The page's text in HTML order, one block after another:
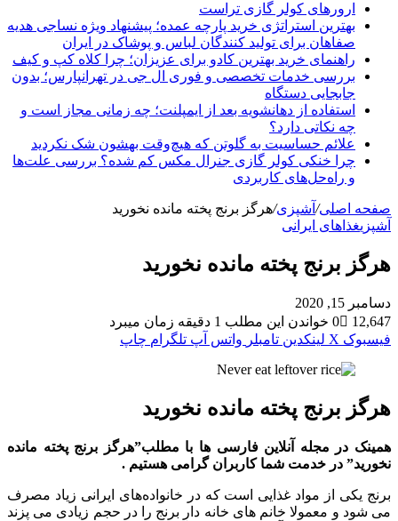
ارورهای کولر گازی تراست
بهترین استراتژی خرید پارچه عمده؛ پیشنهاد ویژه نساجی هدیه
صفاهان برای تولید کنندگان لباس و پوشاک در ایران
راهنمای خرید بهترین کادو برای عزیزان؛ چرا کلاه کپ و کیف
بررسی خدمات تخصصی و فوری ال جی در تهرانپارس؛ بدون
جابجایی دستگاه
استفاده از دهانشویه بعد از ایمپلنت؛ چه زمانی مجاز است و
چه نکاتی دارد؟
علائم حساسیت به گلوتن که هیچ‌وقت بهشون شک نکردید
چرا خنکی کولر گازی جنرال مکس کم شده؟ بررسی علت‌ها
و راه‌حل‌های کاربردی
صفحه اصلی/ آشپزی/هرگز برنج پخته مانده نخورید
آشپزیغذاهای ایرانی
هرگز برنج پخته مانده نخورید
دسامبر 15, 2020
0
12,647
خواندن این مطلب 1 دقیقه زمان میبرد
فیسبوک X لینکدین ‫تامبلر واتس آپ تلگرام چاپ
هرگز برنج پخته مانده نخورید
همینک در مجله آنلاین فارسی ها با مطلب”هرگز برنج پخته مانده
نخورید” در خدمت شما کاربران گرامی هستیم .
برنج یکی از مواد غذایی است که در خانواده‌های ایرانی زیاد مصرف
می شود و معمولا خانم های خانه دار برنج را در حجم زیادی می پزند